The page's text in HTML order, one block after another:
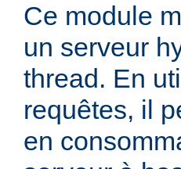
Ce module
un serveur
thread. En
requêtes, il
en